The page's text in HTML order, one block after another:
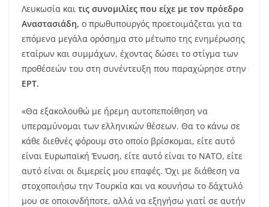
Λευκωσία και τις συνομιλίες που είχε με τον πρόεδρο
Αναστασιάδη, ο πρωθυπουργός προετοιμάζεται για τα
επόμενα μεγάλα ορόσημα στο μέτωπο της ενημέρωσης
εταίρων και συμμάχων, έχοντας δώσει το στίγμα των
προθέσεών του στη συνέντευξη που παραχώρησε στην
ΕΡΤ.
«Θα εξακολουθώ με ήρεμη αυτοπεποίθηση να
υπεραμύνομαι των ελληνικών θέσεων. Θα το κάνω σε
κάθε διεθνές φόρουμ στο οποίο βρίσκομαι, είτε αυτό
είναι Ευρωπαϊκή Ένωση, είτε αυτό είναι το ΝΑΤΟ, είτε
αυτό είναι οι διμερείς μου επαφές. Όχι με διάθεση να
στοχοποιήσω την Τουρκία και να κουνήσω το δάχτυλό
μου σε οποιονδήποτε, αλλά να εξηγήσω γιατί σε αυτήν